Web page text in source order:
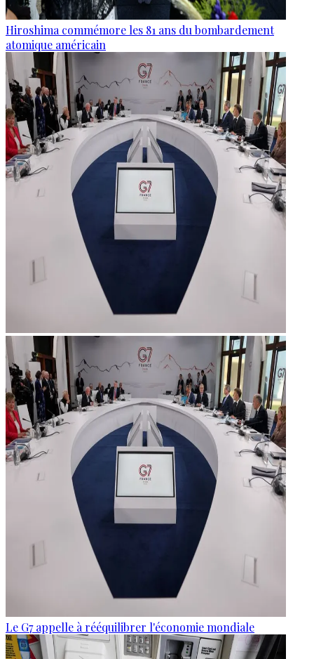
Hiroshima commémore les 81 ans du bombardement
atomique américain
Le G7 appelle à rééquilibrer l'économie mondiale